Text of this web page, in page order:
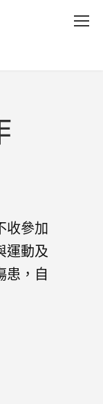
收參加
運動及
患，自